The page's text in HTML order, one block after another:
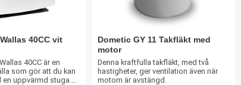
40CC vit
40CC är en
som gör att du kan
en uppvärmd stuga.
Dometic GY 11 Takfläkt med
motor
Denna kraftfulla takfläkt, med två
hastigheter, ger ventilation även när
motorn är avstängd.